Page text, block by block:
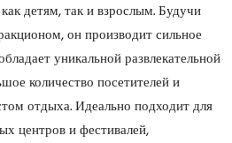
детям, так и взрослым. Будучи
он производит сильное
уникальной развлекательной
количество посетителей и
отдыха. Идеально подходит для
центров и фестивалей,